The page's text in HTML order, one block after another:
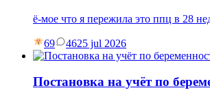
ё-мое что я пережила это ппц в 28
69 4625 jul 2026
Постановка на учёт по